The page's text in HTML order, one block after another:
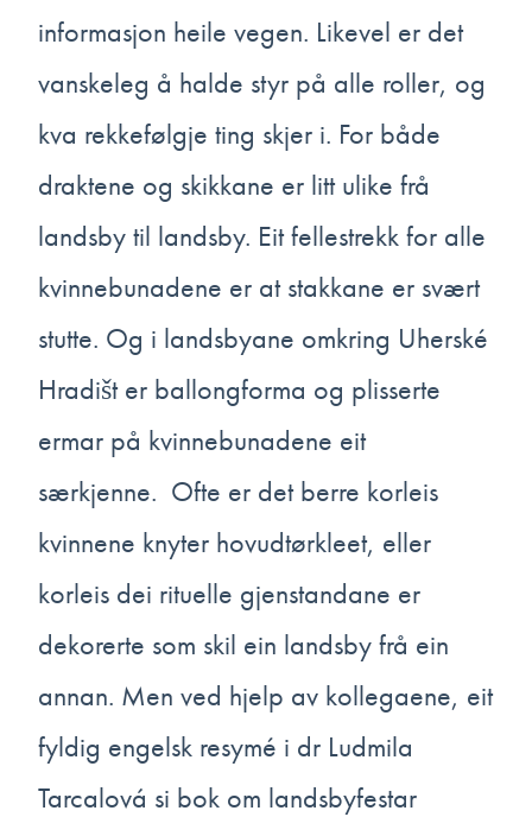
informasjon heile vegen. Likevel er det
vanskeleg å halde styr på alle roller, og
kva rekkefølgje ting skjer i. For både
draktene og skikkane er litt ulike frå
landsby til landsby. Eit fellestrekk for alle
kvinnebunadene er at stakkane er svært
stutte. Og i landsbyane omkring Uherské
Hradišt er ballongforma og plisserte
ermar på kvinnebunadene eit
særkjenne. Ofte er det berre korleis
kvinnene knyter hovudtørkleet, eller
korleis dei rituelle gjenstandane er
dekorerte som skil ein landsby frå ein
annan. Men ved hjelp av kollegaene, eit
fyldig engelsk resymé i dr Ludmila
Tarcalová si bok om landsbyfestar